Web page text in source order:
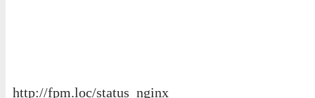
http://fpm.loc/status_nginx